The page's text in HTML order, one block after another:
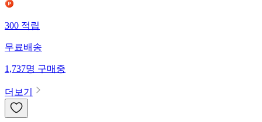
300적립
무료배송
1,737명구매중
더보기